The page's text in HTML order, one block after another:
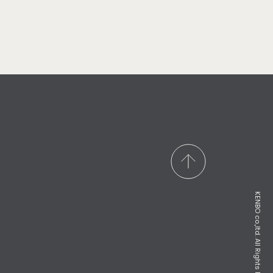
KENBO co.,ltd. All Rights Reserved.